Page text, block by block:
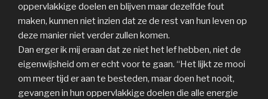
oppervlakkige doelen en blijven maar dezelfde fout
maken, kunnen niet inzien dat ze de rest van hun leven op
deze manier niet verder zullen komen.
Dan erger ik mij eraan dat ze niet het lef hebben, niet de
eigenwijsheid om er echt voor te gaan. “Het lijkt ze mooi
om meer tijd er aan te besteden, maar doen het nooit,
gevangen in hun oppervlakkige doelen die alle energie